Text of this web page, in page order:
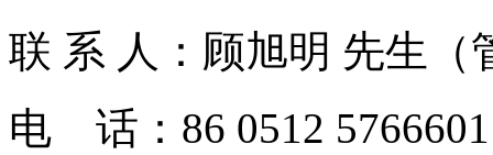
联 系 人：顾旭明 先生（
电 话：86 0512